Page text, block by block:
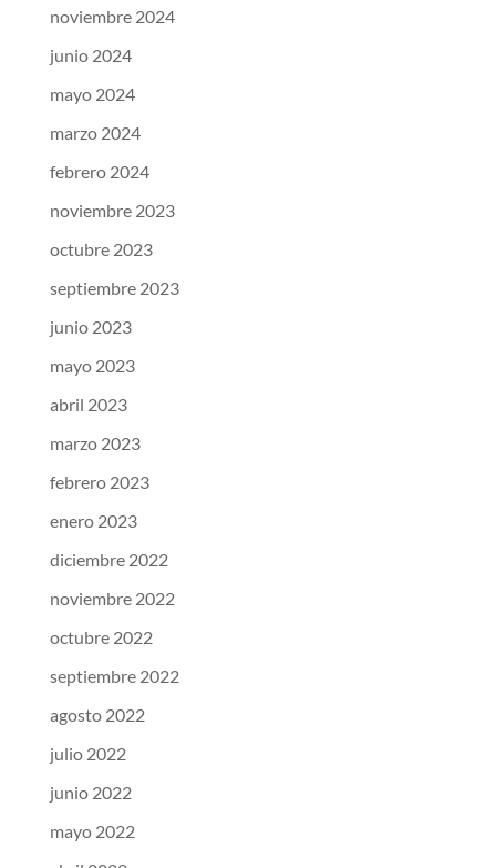
noviembre 2024
junio 2024
mayo 2024
marzo 2024
febrero 2024
noviembre 2023
octubre 2023
septiembre 2023
junio 2023
mayo 2023
abril 2023
marzo 2023
febrero 2023
enero 2023
diciembre 2022
noviembre 2022
octubre 2022
septiembre 2022
agosto 2022
julio 2022
junio 2022
mayo 2022